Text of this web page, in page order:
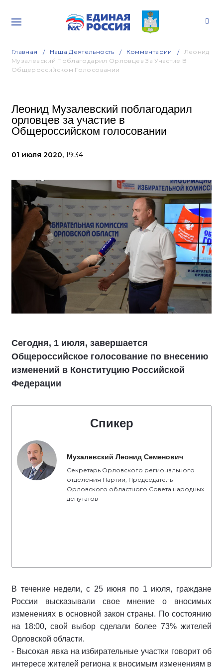
Главная Наша Деятельность Комментарии
Леонид
Музалевский Поблагодарил Орловцев За Участие В
Общероссийском Голосовании
Леонид Музалевский поблагодарил
орловцев за участие в
Общероссийском голосовании
01 июля 2020, 19:34
Сегодня, 1 июля, завершается
Общероссийское голосование по внесению
изменений в Конституцию Российской
Федерации
Спикер
Музалевский Леонид Семенович
Секретарь Орловского регионального
отделения Партии, Председатель
Орловского областного Совета народных
депутатов
В течение недели, с 25 июня по 1 июля, граждане
России высказывали свое мнение о вносимых
изменениях в основной закон страны. По состоянию
на 18:00, свой выбор сделали более 73% жителей
Орловской области.
- Высокая явка на избирательные участки говорит об
интересе жителей региона к вносимым изменениям в